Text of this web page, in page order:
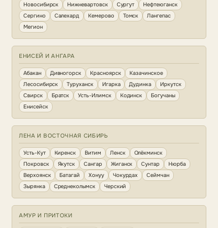
Новосибирск
Нижневартовск Сургут
Нефтеюганск
Сергино
Салехард Кемерово Томск
Лангепас
Мегион
ЕНИСЕЙ И АНГАРА
Абакан Дивногорск Красноярск
Казачинское
Лесосибирск
Туруханск Игарка Дудинка
Иркутск
Свирск
Братск Усть-Илимск Кодинск
Богучаны
Енисейск
ЛЕНА И ВОСТОЧНАЯ СИБИРЬ
Усть-Кут Киренск Витим Ленск
Олёкминск
Покровск
Якутск Сангар Жиганск Сунтар
Нюрба
Верхоянск
Батагай Хонуу Чокурдах
Сеймчан
Зырянка
Среднеколымск Черский
АМУР И ПРИТОКИ